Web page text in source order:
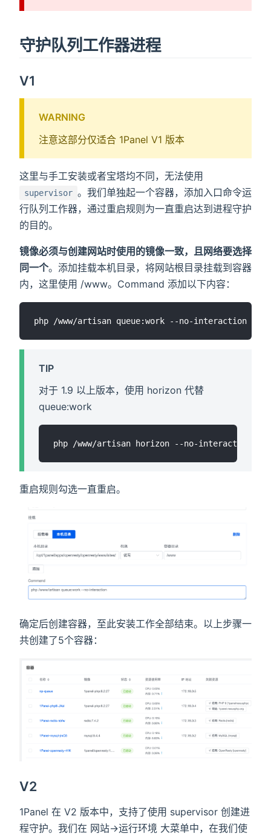
守护队列工作器进程
V1
WARNING
注意这部分仅适合 1Panel V1 版本
这里与手工安装或者宝塔均不同，无法使用
supervisor 。我们单独起一个容器，添加入口命令运
行队列工作器，通过重启规则为一直重启达到进程守护
的目的。
镜像必须与创建网站时使用的镜像一致，且网络要选择
同一个。添加挂载本机目录，将网站根目录挂载到容器
内，这里使用 /www。Command 添加以下内容：
TIP
对于 1.9 以上版本，使用 horizon 代替
queue:work
重启规则勾选一直重启。
确定后创建容器，至此安装工作全部结束。以上步骤一
共创建了5个容器：
V2
1Panel 在 V2 版本中，支持了使用 supervisor 创建进
程守护。我们在 网站->运行环境 大菜单中，在我们使